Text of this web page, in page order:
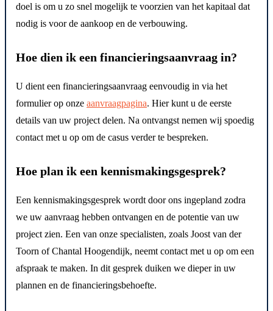
doel is om u zo snel mogelijk te voorzien van het kapitaal dat
nodig is voor de aankoop en de verbouwing.
Hoe dien ik een financieringsaanvraag in?
U dient een financieringsaanvraag eenvoudig in via het
formulier op onze aanvraagpagina. Hier kunt u de eerste
details van uw project delen. Na ontvangst nemen wij spoedig
contact met u op om de casus verder te bespreken.
Hoe plan ik een kennismakingsgesprek?
Een kennismakingsgesprek wordt door ons ingepland zodra
we uw aanvraag hebben ontvangen en de potentie van uw
project zien. Een van onze specialisten, zoals Joost van der
Toorn of Chantal Hoogendijk, neemt contact met u op om een
afspraak te maken. In dit gesprek duiken we dieper in uw
plannen en de financieringsbehoefte.